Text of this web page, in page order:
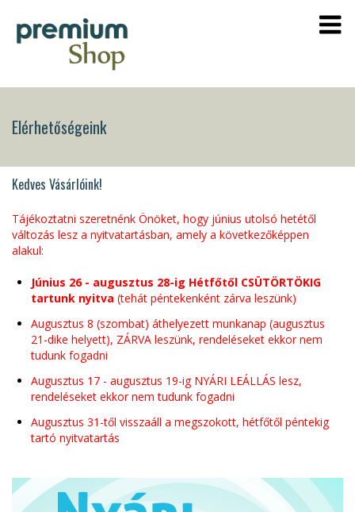
Elérhetőségeink
Kedves Vásárlóink!
Tájékoztatni szeretnénk Önöket, hogy június utolsó hetétől
változás lesz a nyitvatartásban, amely a következőképpen
alakul:
Június 26 - augusztus 28-ig Hétfőtől CSÜTÖRTÖKIG
tartunk nyitva (tehát péntekenként zárva leszünk)
Augusztus 8 (szombat) áthelyezett munkanap (augusztus
21-dike helyett), ZÁRVA leszünk, rendeléseket ekkor nem
tudunk fogadni
Augusztus 17 - augusztus 19-ig NYÁRI LEÁLLÁS lesz,
rendeléseket ekkor nem tudunk fogadni
Augusztus 31-től visszaáll a megszokott, hétfőtől péntekig
tartó nyitvatartás